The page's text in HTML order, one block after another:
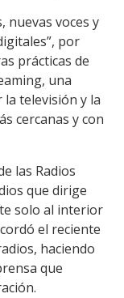
nuevas voces y
por
prácticas de
una
televisión y la
cercanas y con
las Radios
que dirige
solo al interior
el reciente
haciendo
que